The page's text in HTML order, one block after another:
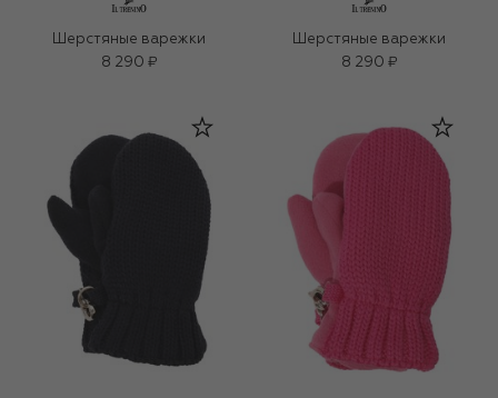
Шерстяные варежки
8 290 ₽
Шерстяные варежки
8 290 ₽